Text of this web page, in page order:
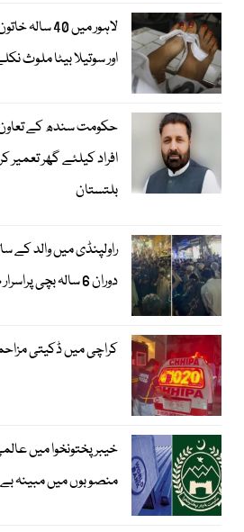
لاہور میں
اور سوتیلا بیٹا ملوث
حکومت سندھ کے
افراد کیلئے گھر
بلتستان
راولپنڈی میں والد کے
دوران 6 سالہ بچی پراسرار طور پر لاپتا
کراچی میں ڈکیتی
خیبرپختونخوا میں
منصوبوں میں مبینہ